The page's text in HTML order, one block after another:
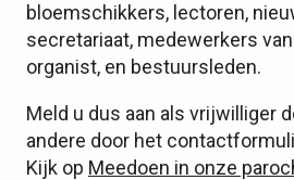
bloemschikkers, lectoren,
secretariaat, medewerkers
organist, en bestuursleden.
Meld u dus aan als vrijwilliger
andere door het
Kijk op Meedoen in onze